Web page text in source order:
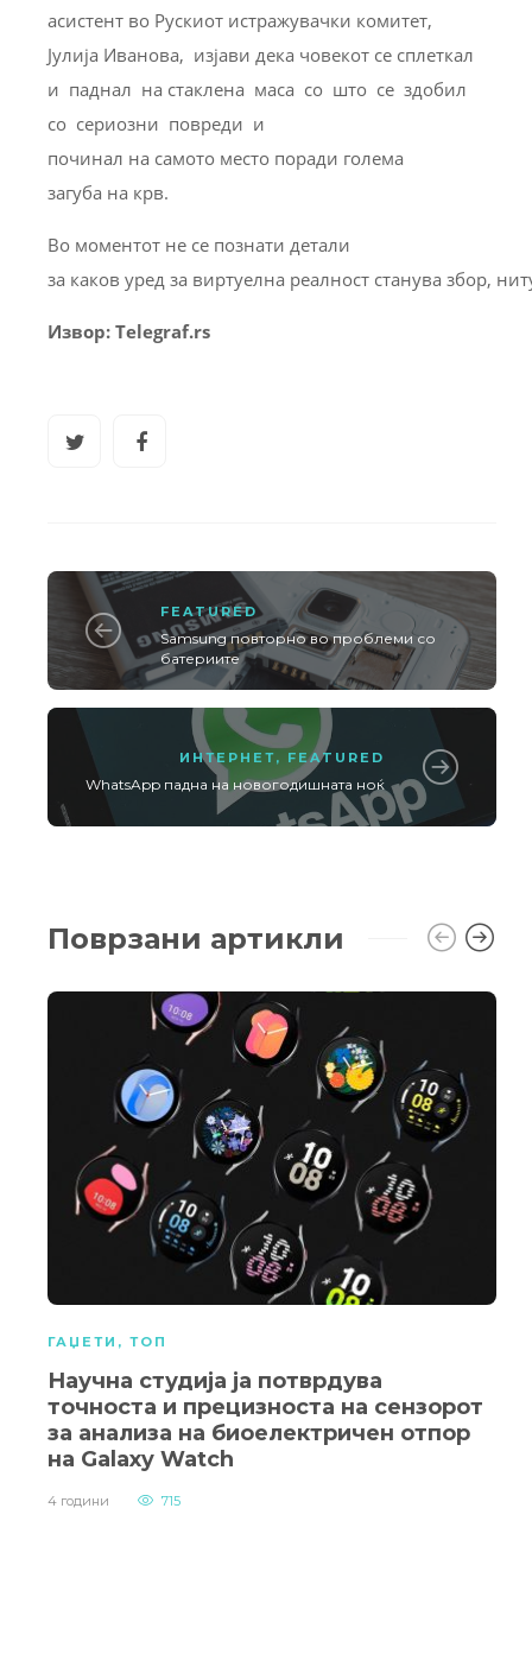
асистент во Рускиот истражувачки комитет,
Јулија Иванова, изјави дека човекот се сплеткал
и паднал на стаклена маса со што се здобил
со сериозни повреди и
починал на самото место поради голема
загуба на крв.
Во моментот не се познати детали
за каков уред за виртуелна реалност станува збор,
Извор: Telegraf.rs
FEATURED
Samsung повторно во проблеми со
батериите
ИНТЕРНЕТ, FEATURED
WhatsApp падна на новогодишната ноќ
Поврзани артикли
ГАЏЕТИ , ТОП
Научна студија ја потврдува
точноста и прецизноста на сензорот
за анализа на биоелектричен отпор
на Galaxy Watch
4 години 715